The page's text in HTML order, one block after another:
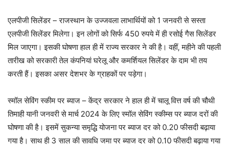
एलपीजी सिलेंडर – राजस्थान के उज्जवला लाभार्थियों को 1 जनवरी से सस्ता
एलपीजी सिलेंडर मिलेगा। इन लोगों को सिर्फ 450 रुपये में ही रसोई गैस सिलेंडर
मिल जाएगा। इसकी घोषणा हाल ही में राज्य सरकार ने की है। वहीं, महीने की पहली
तारीख को सरकारी तेल कंपनियां घरेलू और कमर्शियल सिलेंडर के दाम भी तय
करती हैं। इसका असर देशभर के ग्राहकों पर पड़ेगा।
स्मॉल सेविंग स्कीम पर ब्याज – केंद्र सरकार ने हाल ही में चालू वित्त वर्ष की चौथी
तिमाही यानी जनवरी से मार्च 2024 के लिए स्मॉल सेविंग स्कीम्स पर ब्याज दरों की
घोषणा की है। इसमें सुकन्या समृद्धि योजना पर ब्याज दर को 0.20 फीसदी बढ़ाया
गया है। साथ ही 3 साल की सावधि जमा पर ब्याज दर को 0.10 फीसदी बढ़ाया गया